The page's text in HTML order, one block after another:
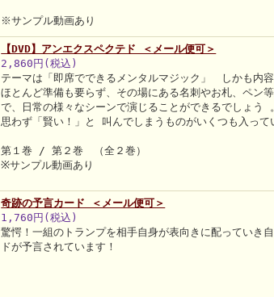
※サンプル動画あり
【DVD】アンエクスペクテド ＜メール便可＞
2,860円(税込)
テーマは「即席でできるメンタルマジック」 しかも内容
ほとんど準備も要らず、その場にある名刺やお札、ペン
で、日常の様々なシーンで演じることができるでしょう 。
思わず「賢い！」と 叫んでしまうものがいくつも入って
第１巻 / 第２巻 （全２巻）
※サンプル動画あり
奇跡の予言カード ＜メール便可＞
1,760円(税込)
驚愕！一組のトランプを相手自身が表向きに配っていき
ドが予言されています！